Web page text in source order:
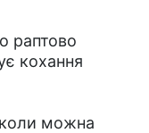
раптово
кохання
можна